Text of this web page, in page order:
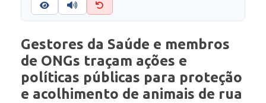
Gestores da Saúde e membros
de ONGs traçam ações e
políticas públicas para proteção
e acolhimento de animais de rua